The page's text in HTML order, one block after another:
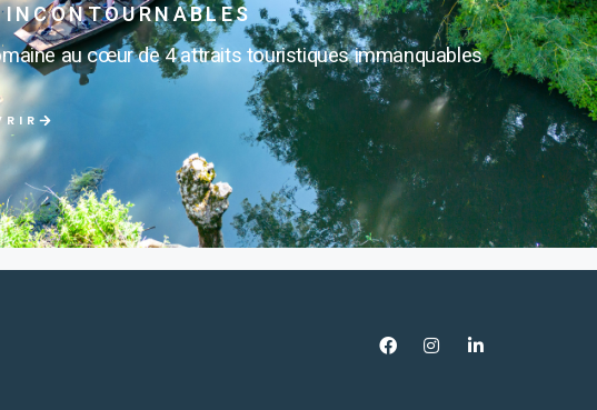
au cœur de 4 attraits touristiques immanquables